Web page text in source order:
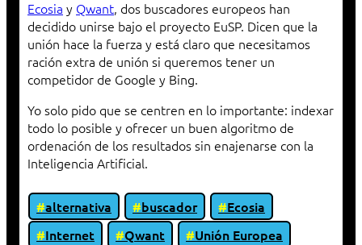
Ecosia y Qwant, dos buscadores europeos han
decidido unirse bajo el proyecto EuSP. Dicen que la
unión hace la fuerza y está claro que necesitamos
ración extra de unión si queremos tener un
competidor de Google y Bing.
Yo solo pido que se centren en lo importante: indexar
todo lo posible y ofrecer un buen algoritmo de
ordenación de los resultados sin enajenarse con la
Inteligencia Artificial.
alternativa buscador
Ecosia
Internet
Qwant
Unión Europea